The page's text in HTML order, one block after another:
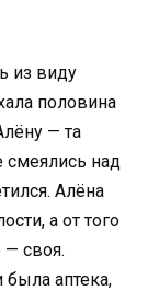
из виду
половина
— та
смеялись над
Алёна
а от того
— своя.
аптека,